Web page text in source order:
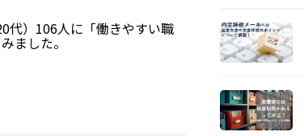
代）106人に「働きやすい職
ました。